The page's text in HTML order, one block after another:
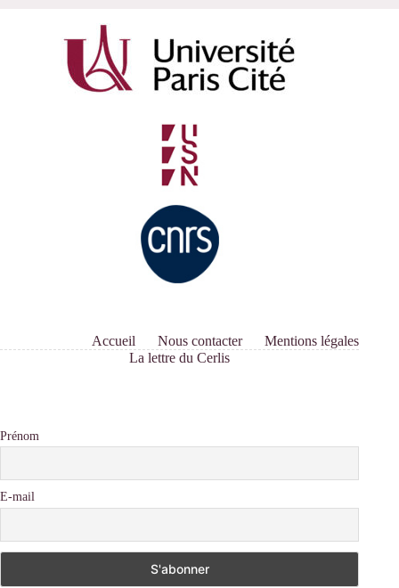
Accueil Nous contacter
Mentions légales
La lettre du Cerlis
Prénom
E-mail